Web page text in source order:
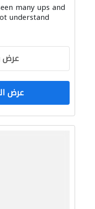
many ups and
understand
عرض
عرض